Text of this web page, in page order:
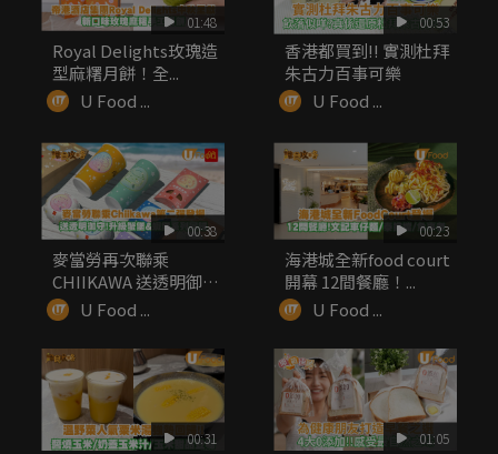
01:48
Royal Delights玫瑰造
型麻糬月餅！全...
U Food ...
00:53
香港都買到!! 實測杜拜
朱古力百事可樂
U Food ...
00:38
麥當勞再次聯乘
CHIIKAWA 送透明御
守！升級... U Food ...
00:23
海港城全新food court
開幕 12間餐廳！...
U Food ...
00:31 01:05